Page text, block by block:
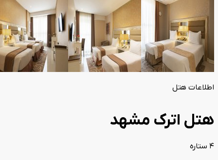
اطلاعات هتل
هتل اترک مشهد
4 ستاره